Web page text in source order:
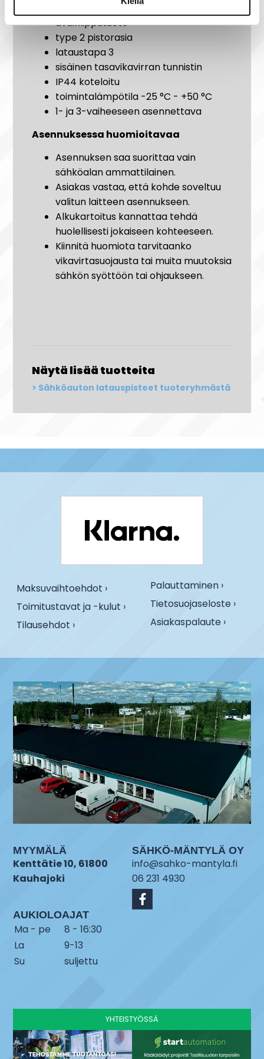
avainlipputuote
type 2 pistorasia
lataustapa 3
sisäinen tasavikavirran tunnistin
IP44 koteloitu
toimintalämpötila -25 °C - +50 °C
1- ja 3-vaiheeseen asennettava
Asennuksessa huomioitavaa
Asennuksen saa suorittaa vain
sähköalan ammattilainen. ​
Asiakas vastaa, että kohde soveltuu
valitun laitteen asennukseen. ​
Alkukartoitus kannattaa tehdä
huolellisesti jokaiseen kohteeseen​.
Kiinnitä huomiota tarvitaanko
vikavirtasuojausta tai muita muutoksia
sähkön syöttöön tai ohjaukseen​.
Näytä lisää tuotteita
Sähköauton latauspisteet tuoteryhmästä
Maksuvaihtoehdot ›
Toimitustavat ja -kulut ›
Tilausehdot ›
Palauttaminen ›
Tietosuojaseloste ›
Asiakaspalaute ›
MYYMÄLÄ
Kenttätie 10, 61800
Kauhajoki
AUKIOLOAJAT
Ma - pe
8 - 16:30
La
9-13
Su
suljettu
SÄHKÖ-MÄNTYLÄ OY
info@sahko-mantyla.fi
06 231 4930
YHTEISTYÖSSÄ